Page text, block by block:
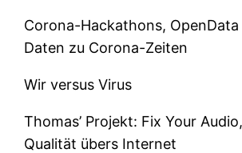
Corona-Hackathons,
Daten zu Corona-Zeiten
Wir versus Virus
Thomas’ Projekt: Fix Your
Qualität übers Internet